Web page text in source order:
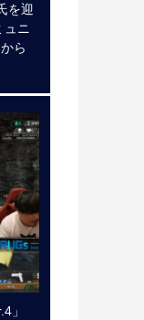
を迎
ュニ
ら
」